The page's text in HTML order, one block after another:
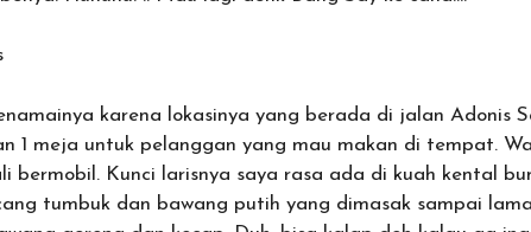
karena lokasinya yang berada di jalan Adonis
1 meja untuk pelanggan yang mau makan di tempat.
bermobil. Kunci larisnya saya rasa ada di kuah kental
tumbuk dan bawang putih yang dimasak sampai